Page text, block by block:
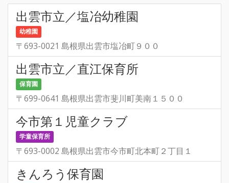
出雲市立／塩冶幼稚園
幼稚園
〒693-0021 島根県出雲市塩冶町９００
出雲市立／直江保育所
保育園
〒699-0641 島根県出雲市斐川町美南１５００
今市第１児童クラブ
学童保育所
〒693-0002 島根県出雲市今市町北本町２丁目１
きんろう保育園